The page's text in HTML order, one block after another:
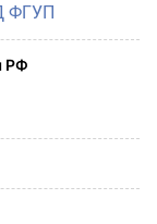
ФГУП
РФ